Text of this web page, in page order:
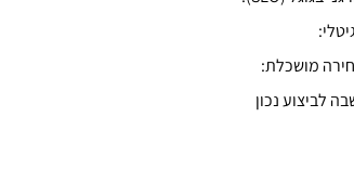
מושכלת:
לביצוע נכון